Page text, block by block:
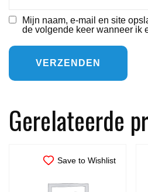
Mijn naam, e-mail en site
de volgende keer wanneer ik
Gerelateerde
Save to Wishlist